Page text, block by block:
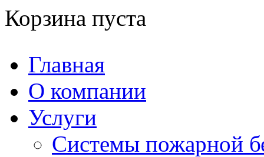
Корзина пуста
Главная
О компании
Услуги
Системы пожарной